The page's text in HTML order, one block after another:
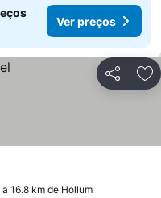
Ver preços
Partilhar
16.8 km de Hollum